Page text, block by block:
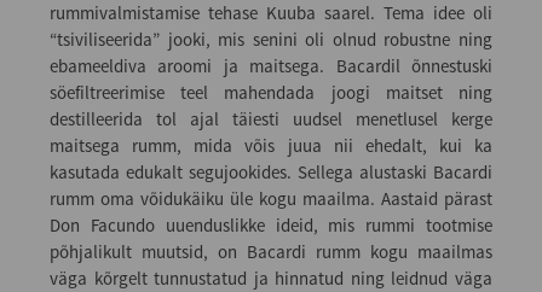
rummivalmistamise tehase Kuuba saarel. Tema idee oli
“tsiviliseerida” jooki, mis senini oli olnud robustne ning
ebameeldiva aroomi ja maitsega. Bacardil õnnestuski
söefiltreerimise teel mahendada joogi maitset ning
destilleerida tol ajal täiesti uudsel menetlusel kerge
maitsega rumm, mida võis juua nii ehedalt, kui ka
kasutada edukalt segujookides. Sellega alustaski Bacardi
rumm oma võidukäiku üle kogu maailma. Aastaid pärast
Don Facundo uuenduslikke ideid, mis rummi tootmise
põhjalikult muutsid, on Bacardi rumm kogu maailmas
väga kõrgelt tunnustatud ja hinnatud ning leidnud väga